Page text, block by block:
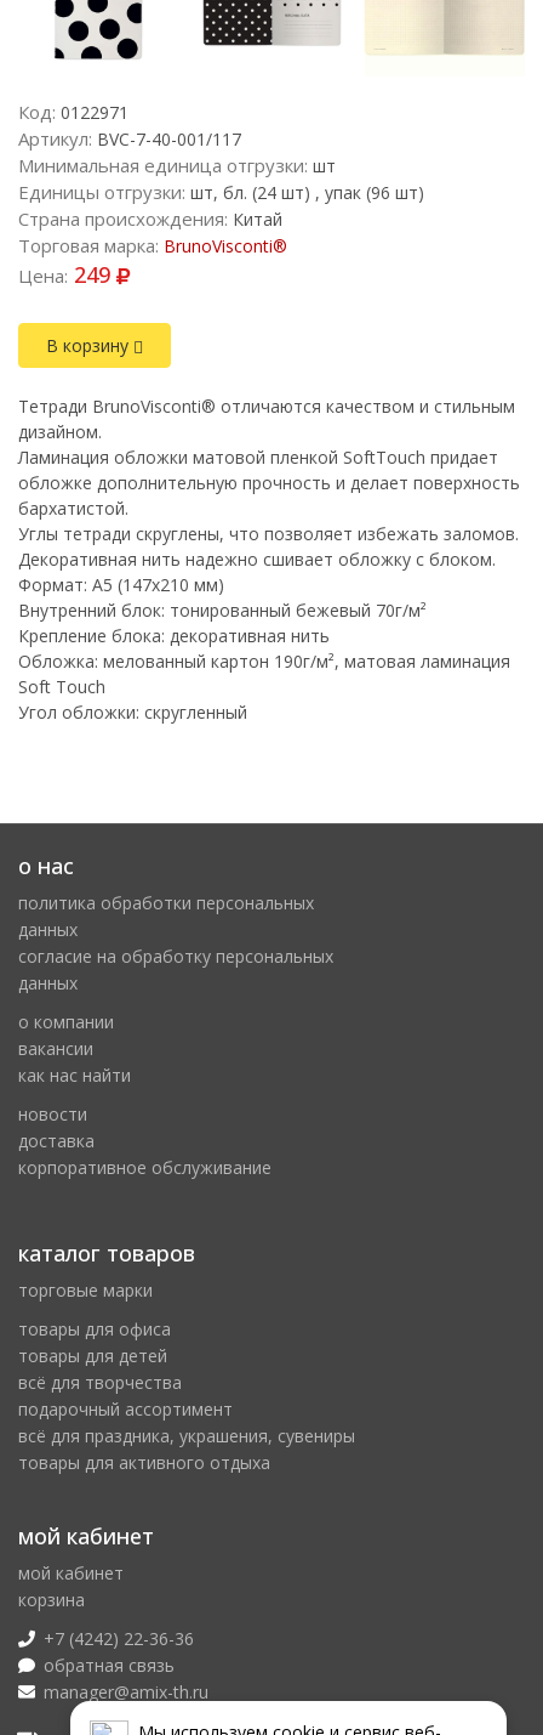
Код: 0122971
Артикул: BVC-7-40-001/117
Минимальная единица отгрузки: шт
Единицы отгрузки: шт, бл. (24 шт) , упак (96 шт)
Страна происхождения: Китай
Торговая марка: BrunoVisconti®
Цена: 249
В корзину
Тетради BrunoVisconti® отличаются качеством и стильным
дизайном.
Ламинация обложки матовой пленкой SoftTouch придает
обложке дополнительную прочность и делает поверхность
бархатистой.
Углы тетради скруглены, что позволяет избежать заломов.
Декоративная нить надежно сшивает обложку с блоком.
Формат: A5 (147х210 мм)
Внутренний блок: тонированный бежевый 70г/м²
Крепление блока: декоративная нить
Обложка: мелованный картон 190г/м², матовая ламинация
Soft Touch
Угол обложки: скругленный
о нас
политика обработки персональных
данных
cогласие на обработку персональных
данных
о компании
вакансии
как нас найти
новости
доставка
корпоративное обслуживание
каталог товаров
торговые марки
товары для офиса
товары для детей
всё для творчества
подарочный ассортимент
всё для праздника, украшения, сувениры
товары для активного отдыха
мой кабинет
мой кабинет
корзина
+7 (4242) 22-36-36
обратная связь
manager@amix-th.ru